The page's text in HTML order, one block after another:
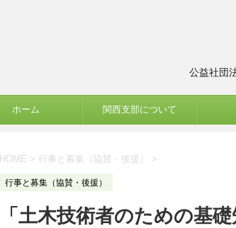
公益社団
ホーム 関西支部について
HOME > 行事と募集（協賛・後援） >
行事と募集（協賛・後援）
「土木技術者のための基